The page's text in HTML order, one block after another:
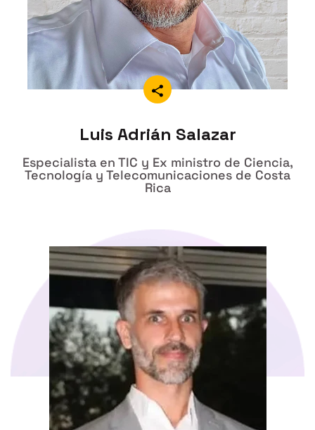
Luis Adrián Salazar
Especialista en TIC y Ex ministro de Ciencia,
Tecnología y Telecomunicaciones de Costa
Rica